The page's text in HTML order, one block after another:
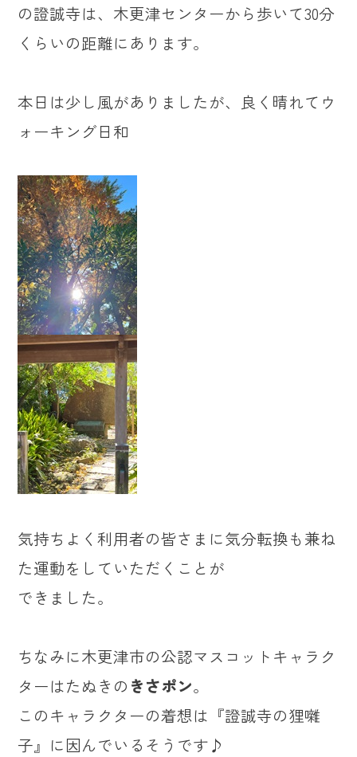
の證誠寺は、木更津センターから歩いて30分
くらいの距離にあります。
本日は少し風がありましたが、良く晴れてウ
ォーキング日和
気持ちよく利用者の皆さまに気分転換も兼ね
た運動をしていただくことが
できました。
ちなみに木更津市の公認マスコットキャラク
ターはたぬきの きさポン。
このキャラクターの着想は『證誠寺の狸囃
子』に因んでいるそうです♪